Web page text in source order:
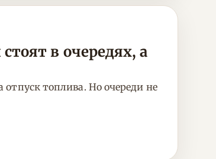
в очередях, а
топлива. Но очереди не